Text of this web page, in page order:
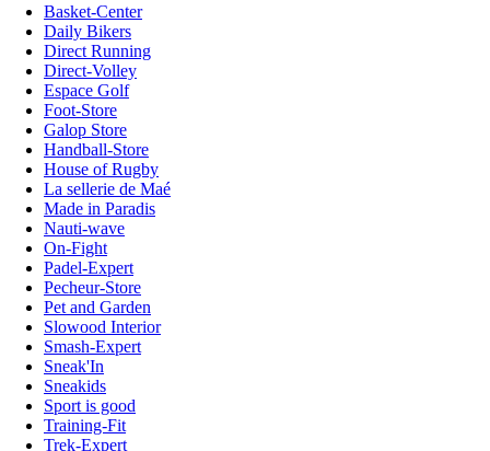
Basket-Center
Daily Bikers
Direct Running
Direct-Volley
Espace Golf
Foot-Store
Galop Store
Handball-Store
House of Rugby
La sellerie de Maé
Made in Paradis
Nauti-wave
On-Fight
Padel-Expert
Pecheur-Store
Pet and Garden
Slowood Interior
Smash-Expert
Sneak'In
Sneakids
Sport is good
Training-Fit
Trek-Expert